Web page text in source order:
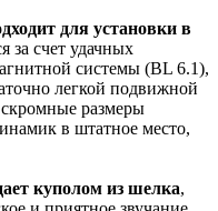
для установки в
за счет удачных
системы (BL 6.1),
легкой подвижной
размеры
в штатное место,
куполом из шелка,